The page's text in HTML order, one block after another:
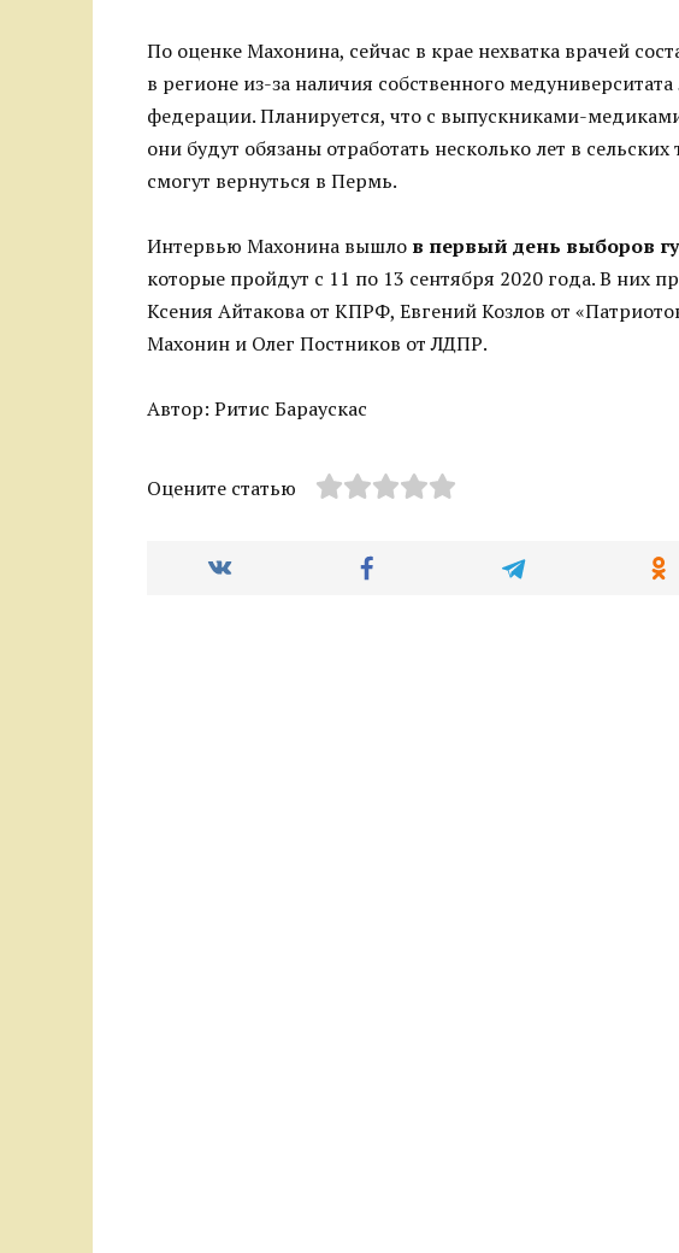
По оценке Махонина, сейчас в крае нехватка врачей
в регионе из-за наличия собственного
федерации. Планируется, что с выпускниками-
они будут обязаны отработать несколько лет в
смогут вернуться в Пермь.
Интервью Махонина вышло в первый день выборов
которые пройдут с 11 по 13 сентября 2020 года. В них
Ксения Айтакова от КПРФ, Евгений Козлов от
Махонин и Олег Постников от ЛДПР.
Автор: Ритис Бараускас
Оцените статью